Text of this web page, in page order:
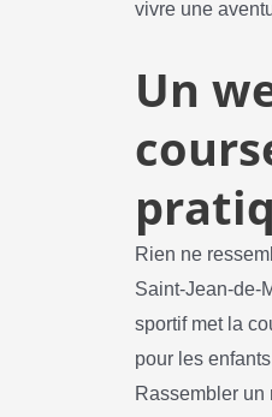
vivre une
Un
Rien ne
Saint-Jean-de-
sportif met la
pour les
Rassembler un